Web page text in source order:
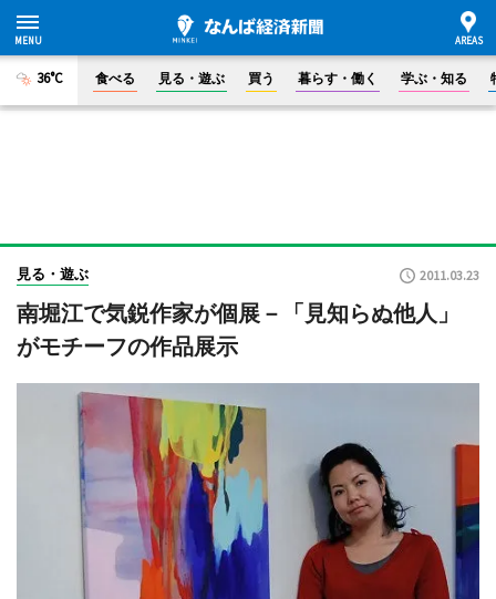
36°C 食べる 見る・遊ぶ 買う 暮らす・働く 学ぶ・知る
見る・遊ぶ 2011.03.23
南堀江で気鋭作家が個展－「見知らぬ他人」
がモチーフの作品展示